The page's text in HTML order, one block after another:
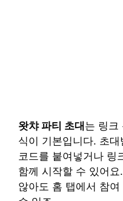
왓챠 파티 초대 는 링크
식이 기본입니다. 초
코드를 붙여넣거나 링
함께 시작할 수 있어
않아도 홈 탭에서 참